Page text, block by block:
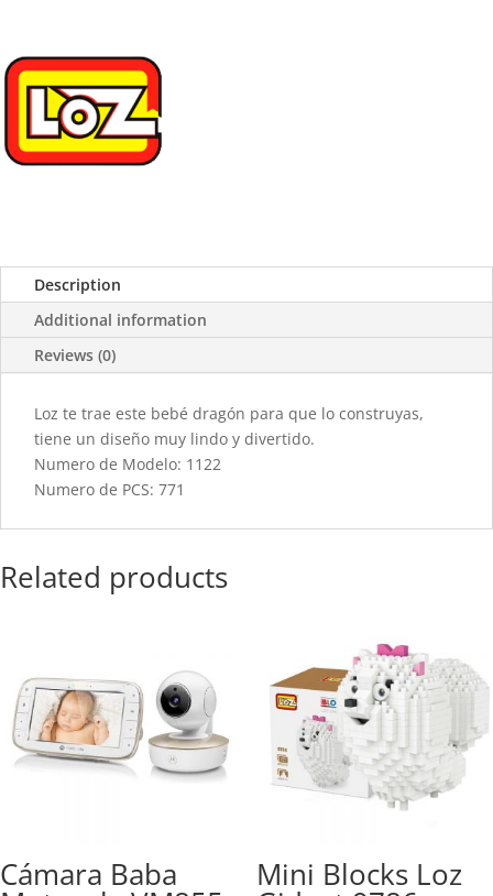
Description
Additional information
Reviews (0)
Loz te trae este bebé dragón para que lo construyas,
tiene un diseño muy lindo y divertido.
Numero de Modelo: 1122
Numero de PCS: 771
Related products
Cámara Baba Mini Blocks Loz